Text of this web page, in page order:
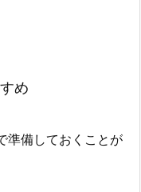
め
準備しておくことが